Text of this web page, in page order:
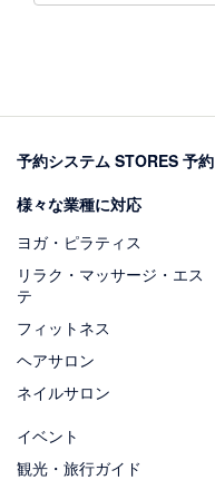
予約システム STORES 予約
様々な業種に対応
ヨガ・ピラティス
リラク・マッサージ・エス
テ
フィットネス
ヘアサロン
ネイルサロン
イベント
観光・旅行ガイド